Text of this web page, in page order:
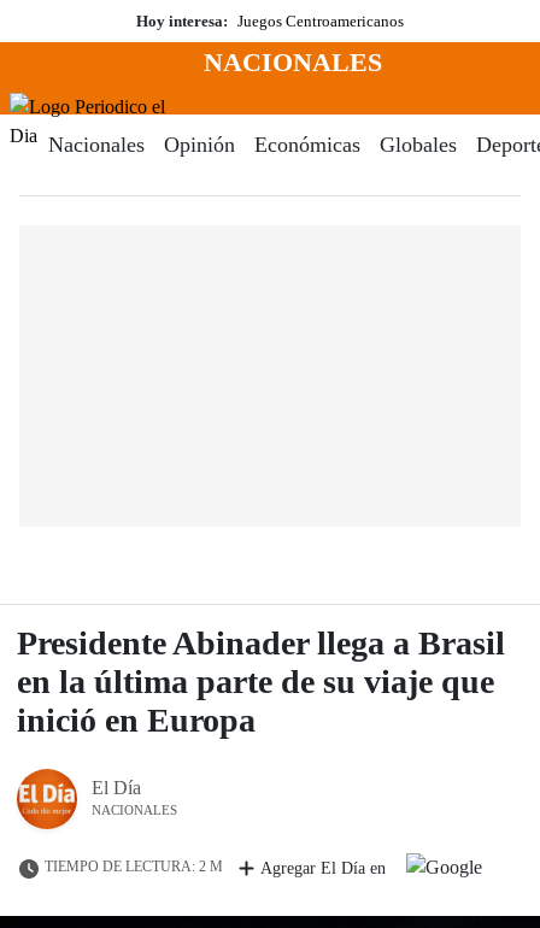
al
Hoy interesa: Juegos Centroamericanos
Menú
NACIONALES
Nacionales Opinión Económicas Globales
Presidente Abinader llega a Brasil
en la última parte de su viaje que
inició en Europa
El Día
NACIONALES
TIEMPO DE LECTURA: 2 M Agregar El Día en